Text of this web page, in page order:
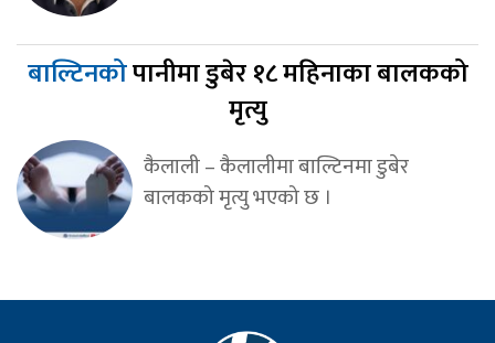
बाल्टिनकोपानीमा डुबेर १८ महिनाका बालकको
मृत्यु
कैलाली – कैलालीमा बाल्टिनमा डुबेर
बालकको मृत्यु भएको छ ।